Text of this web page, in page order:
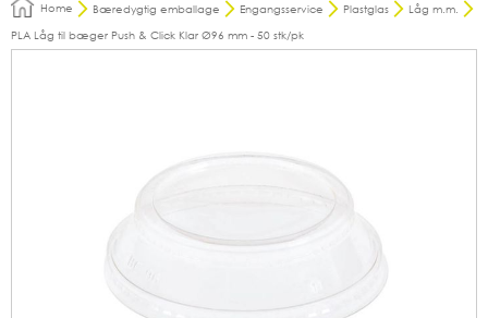
Home Bæredygtig emballage Engangsservice Plastglas
Låg m.m.
PLA Låg til bæger Push & Click Klar Ø96 mm - 50 stk/pk